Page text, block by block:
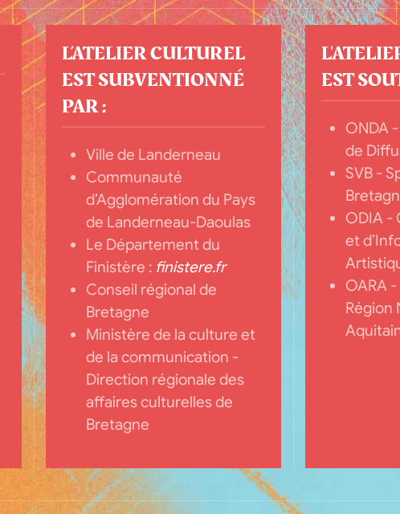
L’ATELIER CULTUREL
EST SUBVENTIONNÉ
PAR :
Ville de Landerneau
Communauté
d’Agglomération du Pays
de Landerneau-Daoulas
Le Département du
Finistère : finistere.fr
Conseil régional de
Bretagne
Ministère de la culture et
de la communication -
Direction régionale des
affaires culturelles de
Bretagne
EST
ONDA
de
SVB -
ODIA -
et
OARA
Région